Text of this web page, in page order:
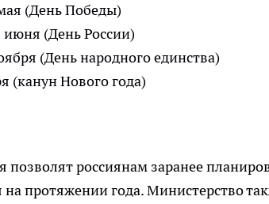
(День Победы)
июня (День России)
(День народного единства)
(канун Нового года)
позволят россиянам заранее
на протяжении года. Министерство